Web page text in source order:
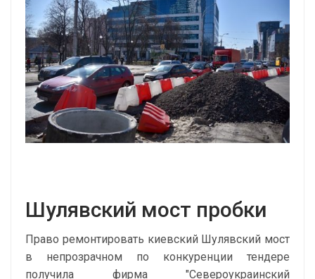
Шулявский мост пробки
Право ремонтировать киевский Шулявский мост
в непрозрачном по конкуренции тендере
получила фирма "Североукраинский